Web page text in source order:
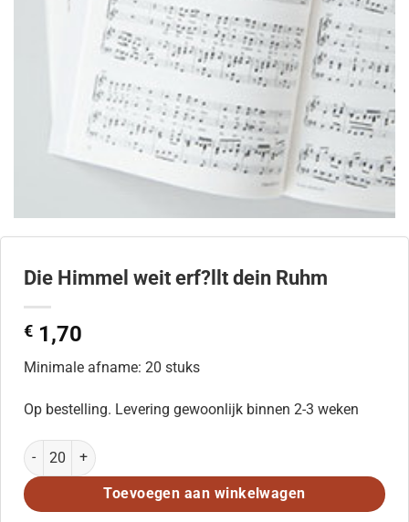
Die Himmel weit erf?llt dein Ruhm
€ 1,70
Minimale afname: 20 stuks
Op bestelling. Levering gewoonlijk binnen 2-3 weken
Die Himmel weit erf?llt dein Ruhm aantal
Toevoegen aan winkelwagen